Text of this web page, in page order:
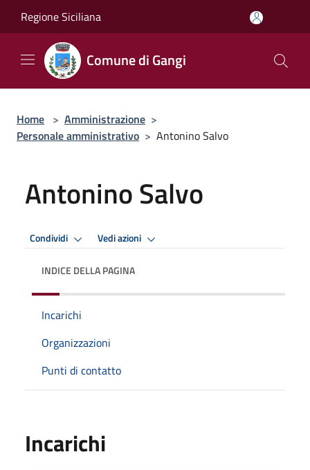
Regione Siciliana
Comune di Gangi
Home > Amministrazione >
Personale amministrativo > Antonino Salvo
Antonino Salvo
Condividi Vedi azioni
INDICE DELLA PAGINA
Incarichi
Organizzazioni
Punti di contatto
Incarichi